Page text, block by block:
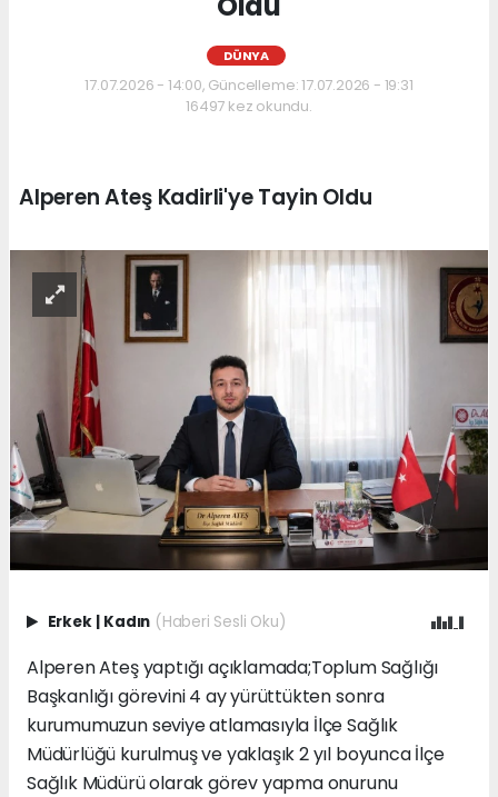
DÜNYA
17.07.2026 - 14:00, Güncelleme: 17.07.2026 - 19:31
16497 kez okundu.
Alperen Ateş Kadirli'ye Tayin Oldu
Erkek | Kadın (Haberi Sesli Oku)
Alperen Ateş yaptığı açıklamada;Toplum Sağlığı
Başkanlığı görevini 4 ay yürüttükten sonra
kurumumuzun seviye atlamasıyla İlçe Sağlık
Müdürlüğü kurulmuş ve yaklaşık 2 yıl boyunca İlçe
Sağlık Müdürü olarak görev yapma onurunu